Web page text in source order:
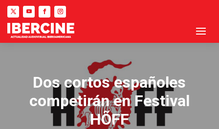
Dos cortos españoles
competirán en Festival
HÕFF